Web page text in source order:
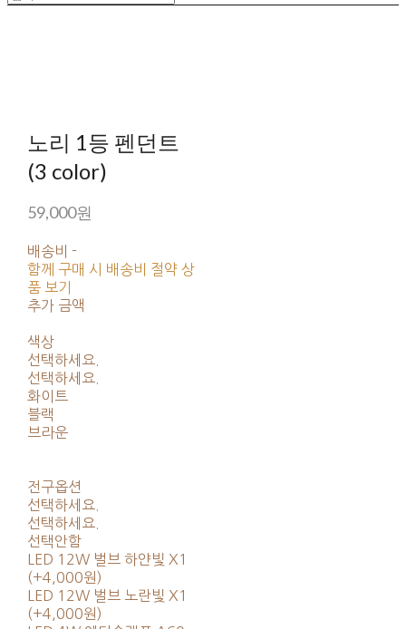
노리 1등 펜던트
(3 color)
59,000원
배송비 -
함께 구매 시 배송비 절약 상
품 보기
추가 금액
색상
선택하세요.
선택하세요.
화이트
블랙
브라운
전구옵션
선택하세요.
선택하세요.
선택안함
LED 12W 벌브 하얀빛 X1
(+4,000원)
LED 12W 벌브 노란빛 X1
(+4,000원)